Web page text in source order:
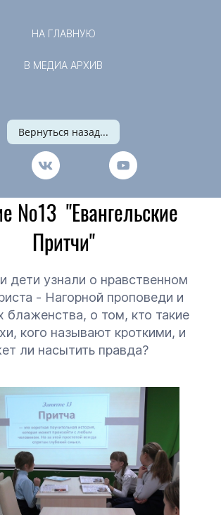
НА ГЛАВНУЮ
В МЕДИА АРХИВ
Вернуться назад...
№13 "Евангельские
Притчи"
дети узнали о нравственном
- Нагорной проповеди и
блаженства, о том, кто такие
кого называют кроткими, и
ли насытить правда?